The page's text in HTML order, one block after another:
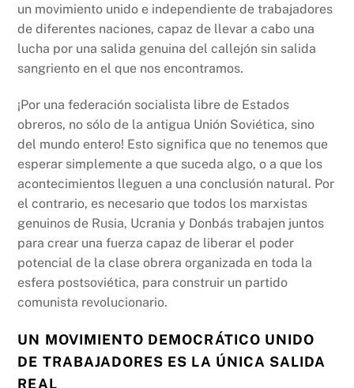
un movimiento unido e independiente de trabajadores
de diferentes naciones, capaz de llevar a cabo una
lucha por una salida genuina del callejón sin salida
sangriento en el que nos encontramos.
¡Por una federación socialista libre de Estados
obreros, no sólo de la antigua Unión Soviética, sino
del mundo entero! Esto significa que no tenemos que
esperar simplemente a que suceda algo, o a que los
acontecimientos lleguen a una conclusión natural. Por
el contrario, es necesario que todos los marxistas
genuinos de Rusia, Ucrania y Donbás trabajen juntos
para crear una fuerza capaz de liberar el poder
potencial de la clase obrera organizada en toda la
esfera postsoviética, para construir un partido
comunista revolucionario.
UN MOVIMIENTO DEMOCRÁTICO UNIDO
DE TRABAJADORES ES LA ÚNICA SALIDA
REAL